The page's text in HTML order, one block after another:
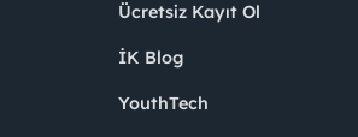
Ücretsiz Kayıt Ol
İK Blog
YouthTech